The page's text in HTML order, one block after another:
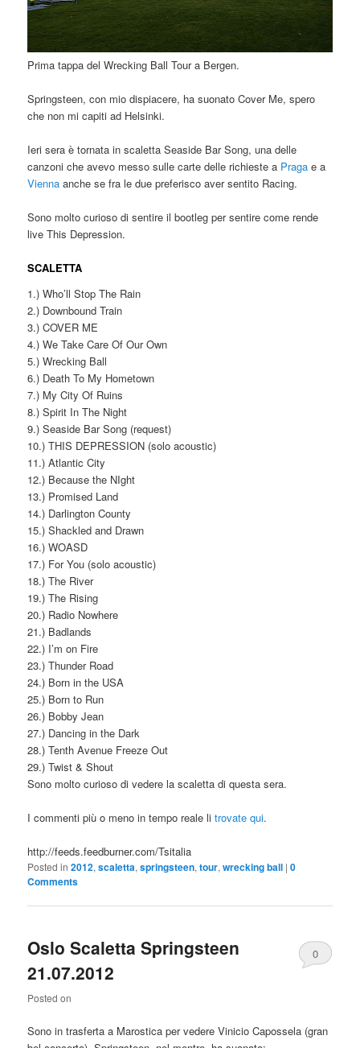
Prima tappa del Wrecking Ball Tour a Bergen.
Springsteen, con mio dispiacere, ha suonato Cover Me, spero
che non mi capiti ad Helsinki.
Ieri sera è tornata in scaletta Seaside Bar Song, una delle
canzoni che avevo messo sulle carte delle richieste a Praga e a
Vienna anche se fra le due preferisco aver sentito Racing.
Sono molto curioso di sentire il bootleg per sentire come rende
live This Depression.
SCALETTA
1.) Who’ll Stop The Rain
2.) Downbound Train
3.) COVER ME
4.) We Take Care Of Our Own
5.) Wrecking Ball
6.) Death To My Hometown
7.) My City Of Ruins
8.) Spirit In The Night
9.) Seaside Bar Song (request)
10.) THIS DEPRESSION (solo acoustic)
11.) Atlantic City
12.) Because the NIght
13.) Promised Land
14.) Darlington County
15.) Shackled and Drawn
16.) WOASD
17.) For You (solo acoustic)
18.) The River
19.) The Rising
20.) Radio Nowhere
21.) Badlands
22.) I’m on Fire
23.) Thunder Road
24.) Born in the USA
25.) Born to Run
26.) Bobby Jean
27.) Dancing in the Dark
28.) Tenth Avenue Freeze Out
29.) Twist & Shout
Sono molto curioso di vedere la scaletta di questa sera.
I commenti più o meno in tempo reale litrovate qui.
http://feeds.feedburner.com/Tsitalia
Posted in 2012,scaletta,springsteen,tour,wrecking ball |0
Comments
Oslo Scaletta Springsteen
21.07.2012
Posted on
0
Sono in trasferta a Marostica per vedere Vinicio Capossela (gran